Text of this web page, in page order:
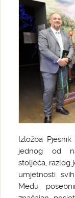
Izložba
jednog od
stoljeća, razlog
umjetnosti
Među